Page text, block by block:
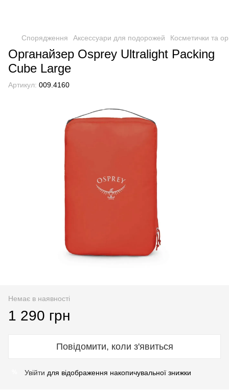
Спорядження Аксессуари для подорожей Косметички та
Органайзер Osprey Ultralight Packing
Cube Large
Артикул: 009.4160
Немає в наявності
1 290 грн
Повідомити, коли з'явиться
Увійти для відображення накопичувальної знижки